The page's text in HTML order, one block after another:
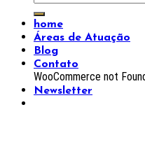
home
Áreas de Atuação
Blog
Contato
WooCommerce not
Newsletter